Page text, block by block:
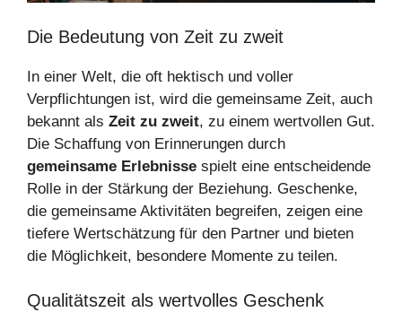
Die Bedeutung von Zeit zu zweit
In einer Welt, die oft hektisch und voller
Verpflichtungen ist, wird die gemeinsame Zeit, auch
bekannt als Zeit zu zweit, zu einem wertvollen Gut.
Die Schaffung von Erinnerungen durch
gemeinsame Erlebnisse spielt eine entscheidende
Rolle in der Stärkung der Beziehung. Geschenke,
die gemeinsame Aktivitäten begreifen, zeigen eine
tiefere Wertschätzung für den Partner und bieten
die Möglichkeit, besondere Momente zu teilen.
Qualitätszeit als wertvolles Geschenk